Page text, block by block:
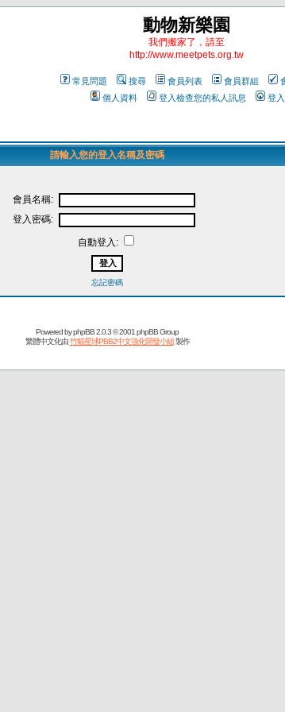
動物新樂園
我們搬家了，請至
http://www.meetpets.org.tw
常見問題 搜尋 會員列表 會員群組
個人資料
登入檢查您的私人訊息 登入
請輸入您的登入名稱及密碼
會員名稱:
登入密碼:
自動登入:
忘記密碼
Powered byphpBB2.0.3 © 2001 phpBB Group
繁體中文化由竹貓星球PBB2中文強化開發小組製作